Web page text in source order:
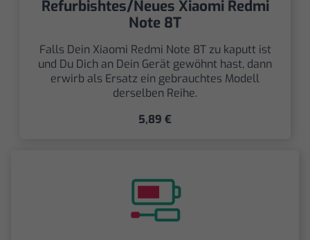
Refurbishtes/Neues Xiaomi Redmi
Note 8T
Falls Dein Xiaomi Redmi Note 8T zu kaputt ist
und Du Dich an Dein Gerät gewöhnt hast, dann
erwirb als Ersatz ein gebrauchtes Modell
derselben Reihe.
5,89 €